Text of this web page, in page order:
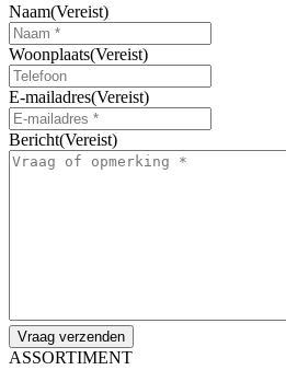
Naam(Vereist)
Woonplaats(Vereist)
E-mailadres(Vereist)
Bericht(Vereist)
ASSORTIMENT